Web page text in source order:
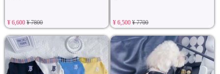
¥ 6,600¥ 7800 ¥ 6,500¥ 7700